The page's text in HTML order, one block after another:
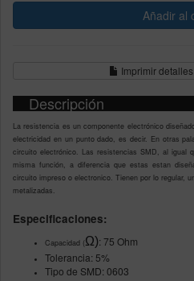
Imprimir
Descripción
La resistencia es un componente electrónico
electricidad en un punto dado, es decir. En otras
circuito electrónico. Las resistencias SMD, al igual
misma función, a diferencia que estas estan
circuito impreso o electronico. Tienen por lo regular,
metalizadas.
Especificaciones:
Capacidad (Ω): 75 Ohm
Tolerancia: 5%
Tipo de SMD: 0603